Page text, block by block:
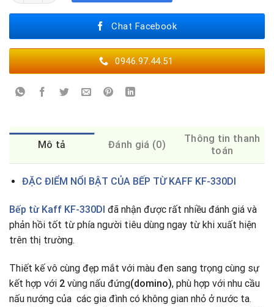
Chat Facebook
0946.97.44.51
Mô tả Đánh giá (0)
Thông tin thanh
toán
ĐẶC ĐIỂM NỔI BẬT CỦA BẾP TỪ KAFF KF-330DI
Bếp từ Kaff KF-330DI đã nhận được rất nhiều đánh giá và
phản hồi tốt từ phía người tiêu dùng ngay từ khi xuất hiện
trên thị trường.
Thiết kế vô cùng đẹp mắt với màu đen sang trọng cùng sự
kết hợp với 2 vùng nấu đứng(domino), phù hợp với nhu cầu
nấu nướng của các gia đình có không gian nhỏ ở nước ta.